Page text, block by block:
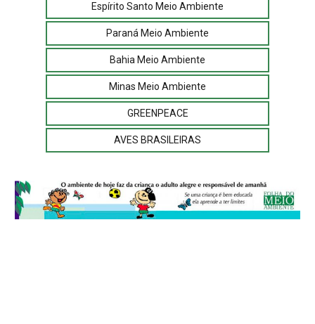
Espírito Santo Meio Ambiente
Paraná Meio Ambiente
Bahia Meio Ambiente
Minas Meio Ambiente
GREENPEACE
AVES BRASILEIRAS